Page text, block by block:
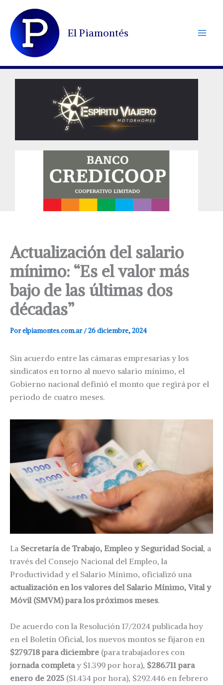
contenido
El Piamontés
Actualización del salario
mínimo: “Es el valor más
bajo de las últimas dos
décadas”
Porelpiamontes.com.ar/26 diciembre, 2024
Sin acuerdo entre las cámaras empresarias y los
sindicatos en torno al nuevo salario mínimo, el
Gobierno nacional definió el monto que regirá por el
periodo de cuatro meses.
La Secretaría de Trabajo, Empleo y Seguridad Social, a
través del Consejo Nacional del Empleo, la
Productividad y el Salario Mínimo, oficializó una
actualización en los valores del Salario Mínimo, Vital y
Móvil (SMVM) para los próximos meses.
De acuerdo con la Resolución 17/2024 publicada hoy
en el Boletín Oficial, los nuevos montos se fijaron en
$279.718 para diciembre (para trabajadores con
jornada completay $1.399 por hora), $286.711 para
enero de 2025 ($1.434 por hora), $292.446 en febrero